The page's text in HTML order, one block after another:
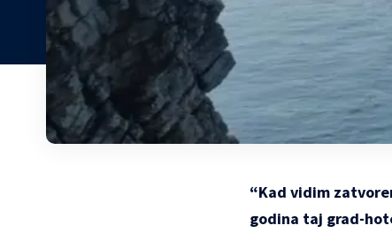
“Kad vidim
godina taj grad-